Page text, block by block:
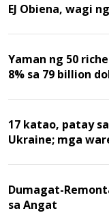
EJ Obiena, wagi
Yaman ng 50
8% sa 79 billion
17 katao, patay
Ukraine; mga
Dumagat-
sa Angat